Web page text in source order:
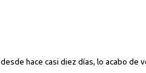
hace casi diez días, lo acabo de